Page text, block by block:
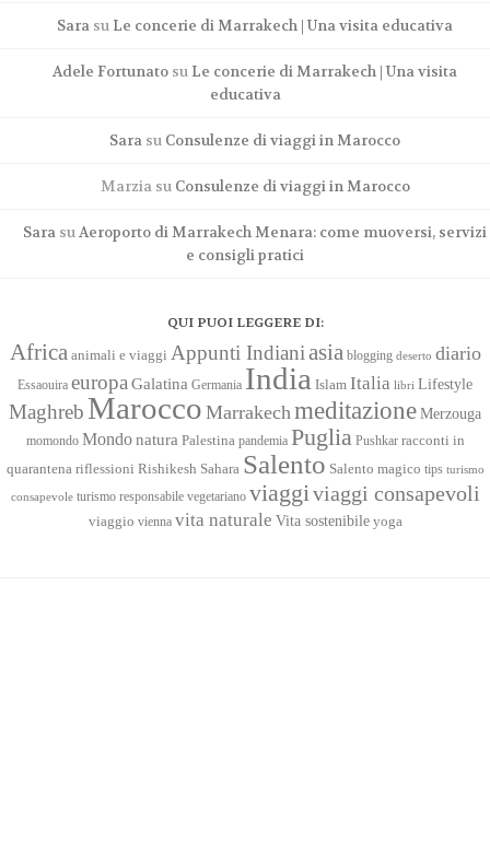
Sara su Le concerie di Marrakech | Una visita educativa
Adele Fortunato su Le concerie di Marrakech | Una visita
educativa
Sara su Consulenze di viaggi in Marocco
Marziasu Consulenze di viaggi in Marocco
Sara suAeroporto di Marrakech Menara: come muoversi, servizi
e consigli pratici
QUI PUOI LEGGERE DI:
Africa animali e viaggi Appunti Indianiasia blogging deserto diario
Essaouira europa Galatina Germania India Islam Italia libri Lifestyle
Maghreb Marocco MarrakechmeditazioneMerzouga
momondo Mondo natura Palestina pandemia Puglia Pushkar racconti in
quarantena riflessioni Rishikesh Sahara Salento Salento magico tips turismo
consapevole turismo responsabile vegetariano viaggiviaggi consapevoli
viaggio vienna vita naturale Vita sostenibile yoga